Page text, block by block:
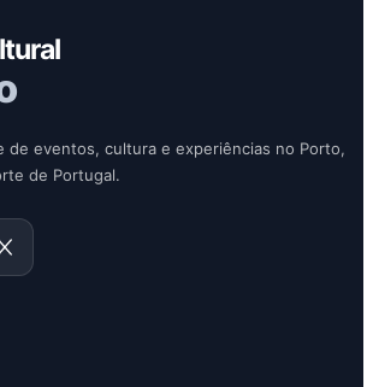
de eventos, cultura e experiências no Porto,
de Portugal.